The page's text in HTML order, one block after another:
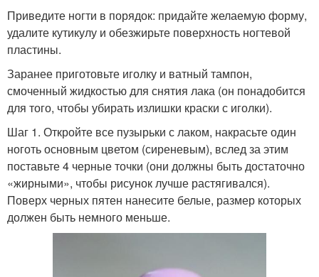
Приведите ногти в порядок: придайте желаемую форму,
удалите кутикулу и обезжирьте поверхность ногтевой
пластины.
Заранее приготовьте иголку и ватный тампон,
смоченный жидкостью для снятия лака (он понадобится
для того, чтобы убирать излишки краски с иголки).
Шаг 1. Откройте все пузырьки с лаком, накрасьте один
ноготь основным цветом (сиреневым), вслед за этим
поставьте 4 черные точки (они должны быть достаточно
«жирными», чтобы рисунок лучше растягивался).
Поверх черных пятен нанесите белые, размер которых
должен быть немного меньше.